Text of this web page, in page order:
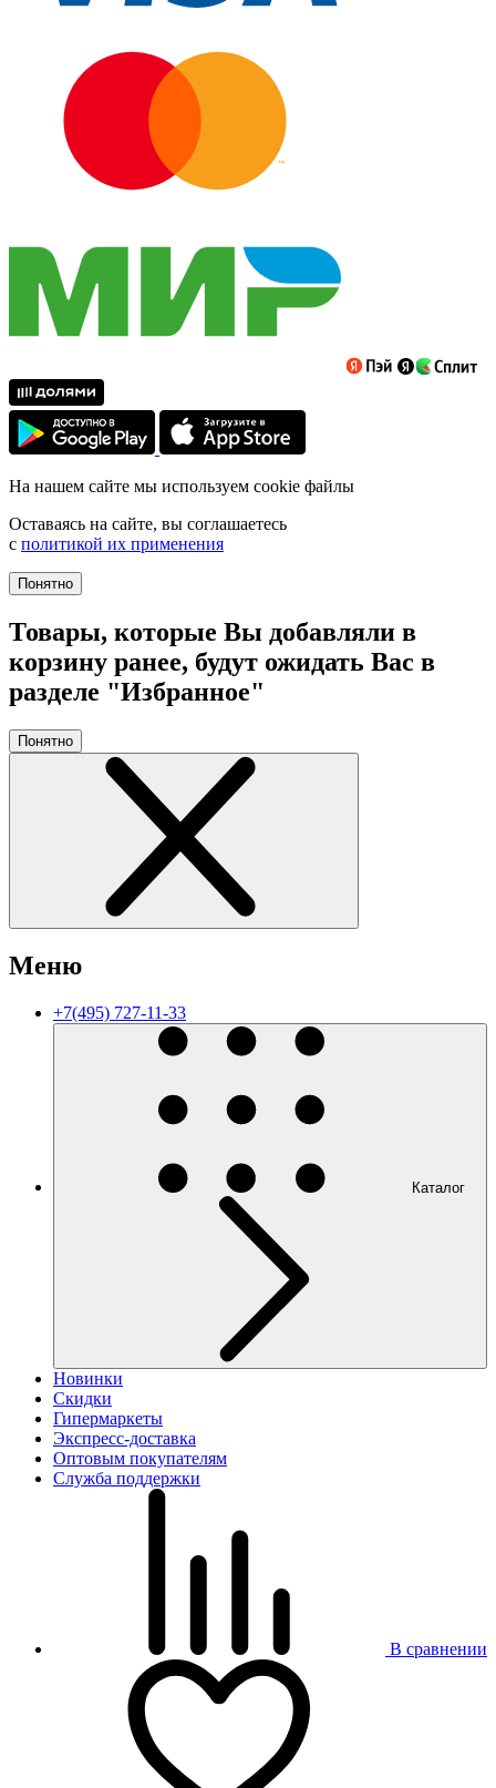
На нашем сайте мы используем cookie файлы
Оставаясь на сайте, вы соглашаетесь
с политикой их применения
Понятно
Товары, которые Вы добавляли в
корзину ранее, будут ожидать Вас в
разделе "Избранное"
Понятно
Меню
+7(495) 727-11-33
Каталог
Новинки
Скидки
Гипермаркеты
Экспресс-доставка
Оптовым покупателям
Служба поддержки
В сравнении